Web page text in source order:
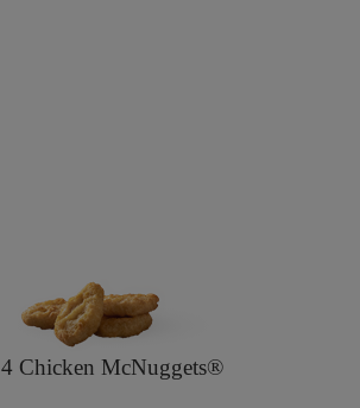
4 Chicken McNuggets®